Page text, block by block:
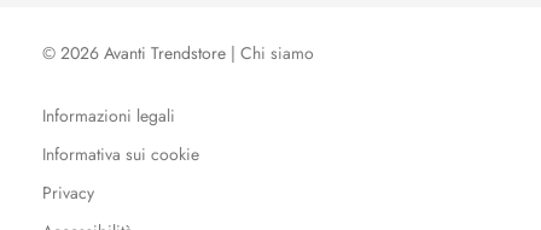
© 2026 Avanti Trendstore | Chi siamo
Informazioni legali
Informativa sui cookie
Privacy